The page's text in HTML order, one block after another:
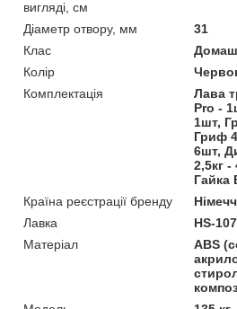
вигляді, см
Діаметр отвору, мм
31
Клас
Колір
Комплектація
Лава
Pro -
1шт,
Гриф
6шт,
2,5кг
Гайка
Країна реєстрації бренду
Лавка
HS-
Матеріал
ABS